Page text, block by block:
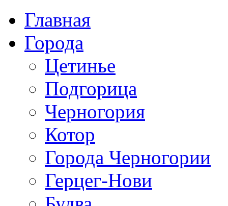
Главная
Города
Цетинье
Подгорица
Черногория
Котор
Города Черногории
Герцег-Нови